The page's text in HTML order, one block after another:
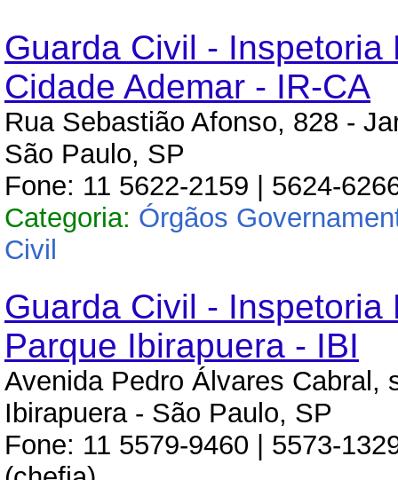
Guarda Civil - Inspetoria
Cidade Ademar - IR-CA
Rua Sebastião Afonso, 828 -
São Paulo, SP
Fone: 11 5622-2159 | 5624-
Categoria: Órgãos
Civil
Guarda Civil - Inspetoria
Parque Ibirapuera - IBI
Avenida Pedro Álvares Cabral,
Ibirapuera - São Paulo, SP
Fone: 11 5579-9460 | 5573-